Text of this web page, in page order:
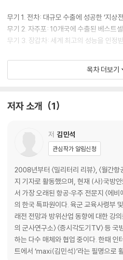
무기 1. 전차: 대규모 수출에 성공한 ‘지상
무기 2. 자주포: 10개국에 수출된 베스트
무기 3. 장갑차: 세계 최고의 성능을 인정
2장 막대한 부가 모여드는 항공 무기체계
무기 6. 디젤잠수함: 미사일 기습공격이 가
무기 7. 다목적 전투함: 완벽한 국산화로
무기 8. 해상 무인체계: 미래 해전을 책임
4장 수출의 다크호스, 미사일
무기 9. 지대지미사일: 세계 시장을 석권
무기 10. 지대공미사일: 모래바람 속에 숨
5장 K-방산을 책임지는 핵심 기업들
목차 더보기
저자 소개 1
저 김민석
관심작가 알림신청
2008년부터 〈밀리터리 리뷰〉, 〈월간
지 기자로 활동했으며, 현재 (사)국방
서 가장 오래된 항공·우주 전문지 〈에
의 한국 특파원이다. 육군 교육사령부
래전 전망과 방위산업 동향에 대한 강
의 군사연구소〉 〈증시각도기TV〉 등
하는 다수 매체와 협업 중이다. 한때 인
트에서 ‘maxi(김민석)’라는 필명으로